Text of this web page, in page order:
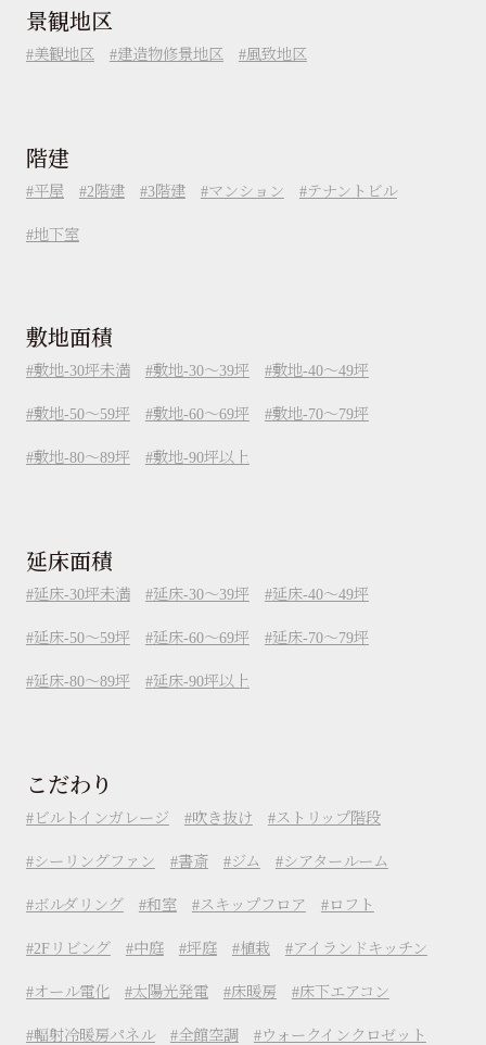
景観地区
美観地区 建造物修景地区 風致地区
階建
平屋 2階建 3階建 マンション テナントビル
地下室
敷地面積
敷地-30坪未満 敷地-30～39坪 敷地-40～49坪
敷地-50～59坪 敷地-60～69坪 敷地-70～79坪
敷地-80～89坪 敷地-90坪以上
延床面積
延床-30坪未満 延床-30～39坪 延床-40～49坪
延床-50～59坪 延床-60～69坪 延床-70～79坪
延床-80～89坪 延床-90坪以上
こだわり
ビルトインガレージ 吹き抜け ストリップ階段
シーリングファン 書斎 ジム シアタールーム
ボルダリング 和室 スキップフロア ロフト
2Fリビング 中庭 坪庭 植栽 アイランドキッチン
オール電化 太陽光発電 床暖房 床下エアコン
輻射冷暖房パネル 全館空調 ウォークインクロゼット